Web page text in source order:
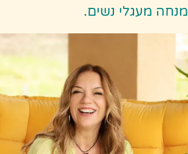
מנחה מעגלי נשים.